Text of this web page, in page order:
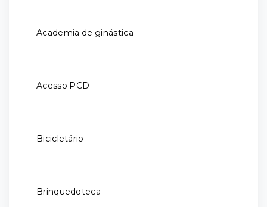
Academia de ginástica
Acesso PCD
Bicicletário
Brinquedoteca